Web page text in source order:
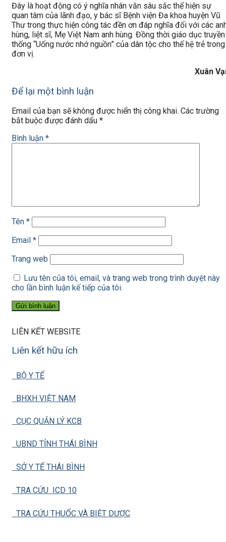
Đây là hoạt động có ý nghĩa nhân văn sâu sắc thể hiện sự
quan tâm của lãnh đạo, y bác sĩ Bệnh viện Đa khoa huyện Vũ
Thư trong thực hiện công tác đền ơn đáp nghĩa đối với các
hùng, liệt sĩ, Mẹ Việt Nam anh hùng. Đồng thời giáo dục truyền
thống “Uống nước nhớ nguồn” của dân tộc cho thế hệ trẻ trong
đơn vị.
Xuân
Để lại một bình luận
Email của bạn sẽ không được hiển thị công khai. Các trường
bắt buộc được đánh dấu *
Bình luận *
Tên *
Email *
Trang web
Lưu tên của tôi, email, và trang web trong trình duyệt này
cho lần bình luận kế tiếp của tôi.
LIÊN KẾT WEBSITE
Liên kết hữu ích
BỘ Y TẾ
BHXH VIỆT NAM
CỤC QUẢN LÝ KCB
UBND TỈNH THÁI BÌNH
SỞ Y TẾ THÁI BÌNH
TRA CỨU ICD 10
TRA CỨU THUỐC VÀ BIỆT DƯỢC